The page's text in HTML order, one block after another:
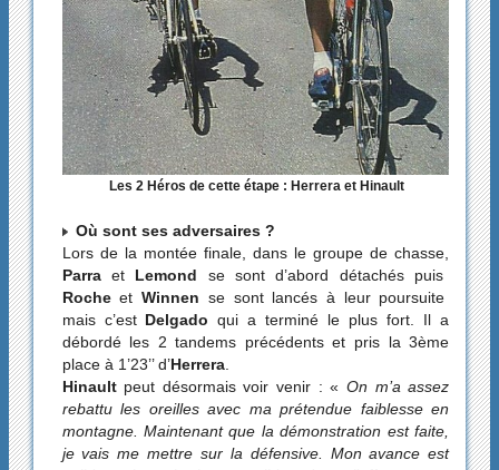
Les 2 Héros de cette étape : Herrera et Hinault
Où sont ses adversaires ?
Lors de la montée finale, dans le groupe de chasse,
ParraetLemond se sont d’abord détachés puis
Rocheet Winnen se sont lancés à leur poursuite
mais c’estDelgado qui a terminé le plus fort. Il a
débordé les 2 tandems précédents et pris la 3ème
place à 1’23’’ d’Herrera.
Hinaultpeut désormais voir venir : « On m’a assez
rebattu les oreilles avec ma prétendue faiblesse en
montagne. Maintenant que la démonstration est faite,
je vais me mettre sur la défensive. Mon avance est